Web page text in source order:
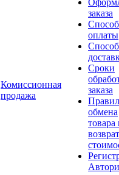
Комиссионная
продажа
заказа
оплаты
Сроки
заказа
обмена
товара